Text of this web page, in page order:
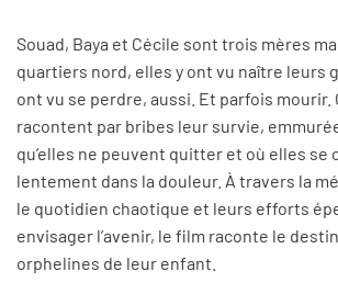
Souad, Baya et Cécile sont trois mères
quartiers nord, elles y ont vu naître leurs
ont vu se perdre, aussi. Et parfois mourir.
racontent par bribes leur survie,
qu’elles ne peuvent quitter et où elles se
lentement dans la douleur. À travers la
le quotidien chaotique et leurs efforts
envisager l’avenir, le film raconte le
orphelines de leur enfant.